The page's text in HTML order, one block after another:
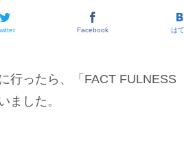
Facebook は
行ったら、「FACT FULNESS
ました。